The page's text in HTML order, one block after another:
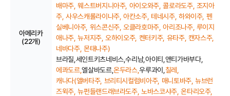
아메리카
(22개)
배마주, 웨스트버지니아주, 아이오와주, 콜로라도주, 조지아
주, 사우스캐롤라이나주, 아칸소주, 테네시주, 하와이주, 펜
실베니아주, 위스콘신주, 오클라호마주, 아리조나주, 루이지
애나주, 뉴저지주, 오하이오주, 켄터키주, 유타주, 캔자스주,
네바다주, 몬태나주)
브라질,세인트키츠네비스,수리남,아이티,앤티가바부다,
에콰도르,엘살바도르,온두라스,우루과이,칠레,
캐나다(앨버타주, 브리티시컬럼비아주, 매니토바주, 뉴브런
즈윅주, 뉴펀들랜드래브라도주, 노바스코샤주, 온타리오주,